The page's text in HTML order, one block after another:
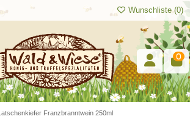
Wunschliste (0)
0
Latschenkiefer Franzbranntwein 250ml